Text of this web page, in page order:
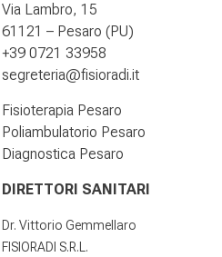
Via Lambro, 15
61121 – Pesaro (PU)
+39 0721 33958
segreteria@fisioradi.it
Fisioterapia Pesaro
Poliambulatorio Pesaro
Diagnostica Pesaro
DIRETTORI SANITARI
Dr. Vittorio Gemmellaro
FISIORADI S.R.L.